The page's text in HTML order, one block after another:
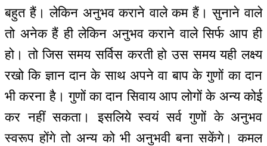
बहुत हैं। लेकिन अनुभव कराने वाले कम हैं। सुनाने वाले
तो अनेक हैं ही लेकिन अनुभव कराने वाले सिर्फ आप ही
हो। तो जिस समय सर्विस करती हो उस समय यही लक्ष्य
रखो कि ज्ञान दान के साथ अपने वा बाप के गुणों का दान
भी करना है। गुणों का दान सिवाय आप लोगों के अन्य कोई
कर नहीं सकता। इसलिये स्वयं सर्व गुणों के अनुभव
स्वरूप होंगे तो अन्य को भी अनुभवी बना सकेंगे। कमल